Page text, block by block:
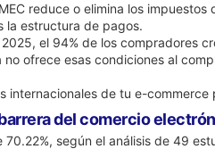
reduce o elimina los
la estructura de pagos.
el 94% de los compradores
ofrece esas condiciones al
de tu e-
del comercio
según el análisis de 49